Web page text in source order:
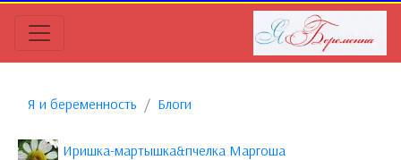
Я и беременность Блоги
Иришка-мартышка&пчелка Маргоша